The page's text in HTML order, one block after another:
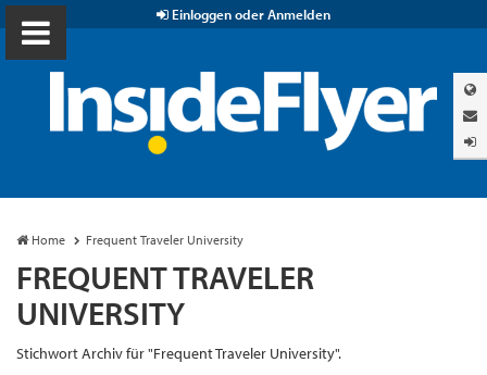
Einloggen oder Anmelden
Home Frequent Traveler University
FREQUENT TRAVELER
UNIVERSITY
Stichwort Archiv für "Frequent Traveler University".